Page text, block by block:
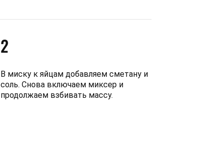
2
В миску к яйцам добавляем сметану и
соль. Снова включаем миксер и
продолжаем взбивать массу.